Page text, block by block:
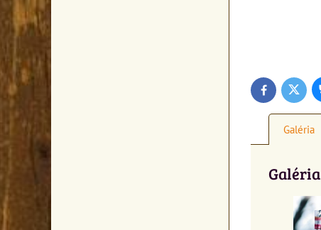
FacebookTwitter
Galéria
Galéria